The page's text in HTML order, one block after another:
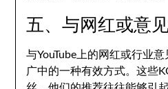
五、与网红或意
与YouTube上的网红或行业
广中的一种有效方式。这些